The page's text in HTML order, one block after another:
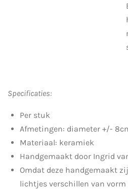
Specificaties:
Per stuk
Afmetingen: diameter +/-
Materiaal: keramiek
Handgemaakt door Ingrid
Omdat deze handgemaakt
lichtjes verschillen van vorm